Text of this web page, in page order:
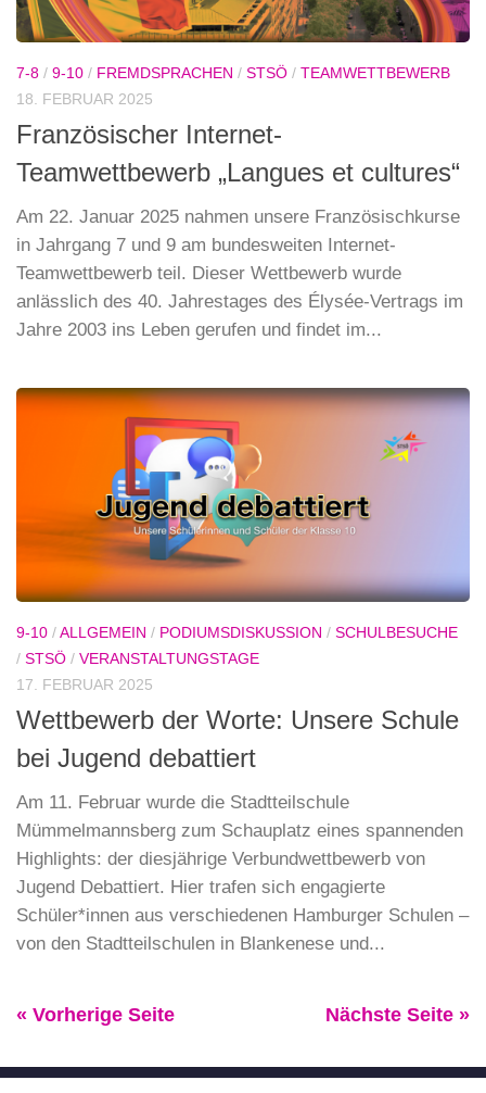
7-8 / 9-10 / FREMDSPRACHEN / STSÖ / TEAMWETTBEWERB
18. FEBRUAR 2025
Französischer Internet-
Teamwettbewerb „Langues et cultures“
Am 22. Januar 2025 nahmen unsere Französischkurse
in Jahrgang 7 und 9 am bundesweiten Internet-
Teamwettbewerb teil. Dieser Wettbewerb wurde
anlässlich des 40. Jahrestages des Élysée-Vertrags im
Jahre 2003 ins Leben gerufen und findet im...
9-10 /ALLGEMEIN / PODIUMSDISKUSSION / SCHULBESUCHE
/ STSÖ / VERANSTALTUNGSTAGE
17. FEBRUAR 2025
Wettbewerb der Worte: Unsere Schule
bei Jugend debattiert
Am 11. Februar wurde die Stadtteilschule
Mümmelmannsberg zum Schauplatz eines spannenden
Highlights: der diesjährige Verbundwettbewerb von
Jugend Debattiert. Hier trafen sich engagierte
Schüler*innen aus verschiedenen Hamburger Schulen –
von den Stadtteilschulen in Blankenese und...
« Vorherige Seite Nächste Seite »